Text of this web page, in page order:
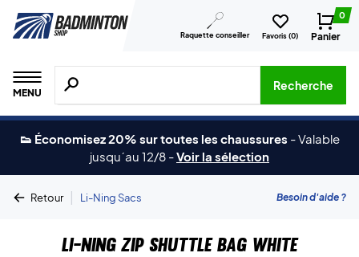
Raquette conseiller Favoris (0)
0
Panier
MENU
Recherche de produits, de marques, etc.
Recherche
👟 Économisez 20% sur toutes les chaussures -Valable
jusqu´au 12/8 -Voir la sélection
Retour | Li-Ning Sacs Besoin d'aide ?
Li-Ning Zip Shuttle Bag White